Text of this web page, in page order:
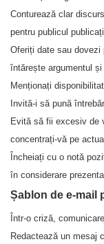
Conturează clar
pentru publicul
Oferiți date sau
întărește argumentul
Menționați
Invită-i să pună
Evită să fii excesiv de
concentrați-vă pe
Încheiați cu o notă
în considerare
Șablon de e-mail
Într-o criză,
Redactează un mesaj